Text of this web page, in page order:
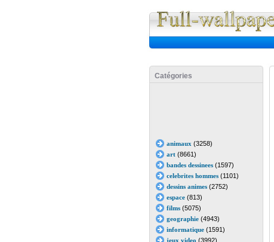
Catégories
animaux (3258)
art(8661)
bandes dessinees(1597)
celebrites hommes(1101)
dessins animes(2752)
espace(813)
films(5075)
geographie(4943)
informatique(1591)
jeux video (3992)